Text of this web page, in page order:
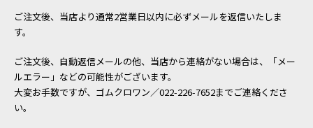
ご注文後、当店より通常2営業日以内に必ずメールを返信いたしま
す。
ご注文後、自動返信メールの他、当店から連絡がない場合は、「メー
ルエラー」などの可能性がございます。
大変お手数ですが、ゴムクロワン／022-226-7652までご連絡くださ
い。